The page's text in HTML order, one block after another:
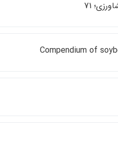
Compendium of